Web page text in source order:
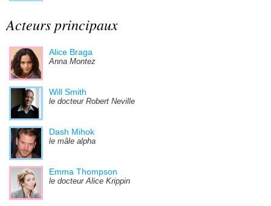
Acteurs principaux
Alice Braga
Anna Montez
Will Smith
le docteur Robert Neville
Dash Mihok
le mâle alpha
Emma Thompson
le docteur Alice Krippin